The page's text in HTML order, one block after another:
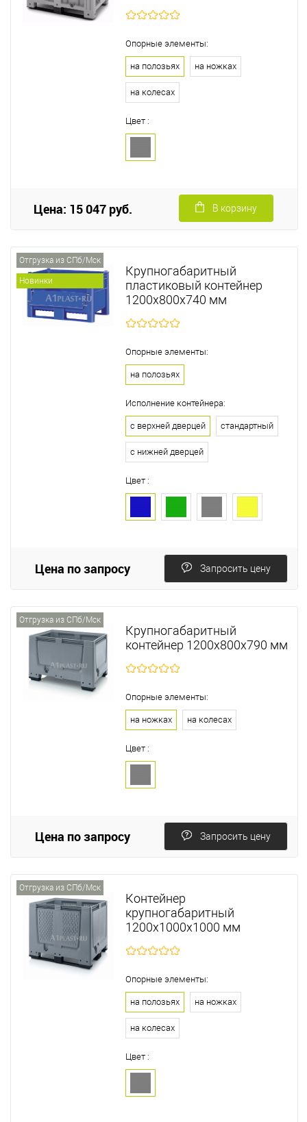
Опорные элементы:
на полозьях на ножках
на колесах
Цвет :
Цена: 15 047 руб. В корзину
Отгрузка из СПб/Мск
Новинки
Крупногабаритный
пластиковый контейнер
1200х800х740 мм
Опорные элементы:
на полозьях
Исполнение контейнера:
с верхней дверцей стандартный
с нижней дверцей
Цвет :
Цена по запросу Запросить цену
Отгрузка из СПб/Мск
Крупногабаритный
контейнер 1200х800х790 мм
Опорные элементы:
на ножках на колесах
Цвет :
Цена по запросу Запросить цену
Отгрузка из СПб/Мск
Контейнер
крупногабаритный
1200х1000х1000 мм
Опорные элементы:
на полозьях на ножках
на колесах
Цвет :